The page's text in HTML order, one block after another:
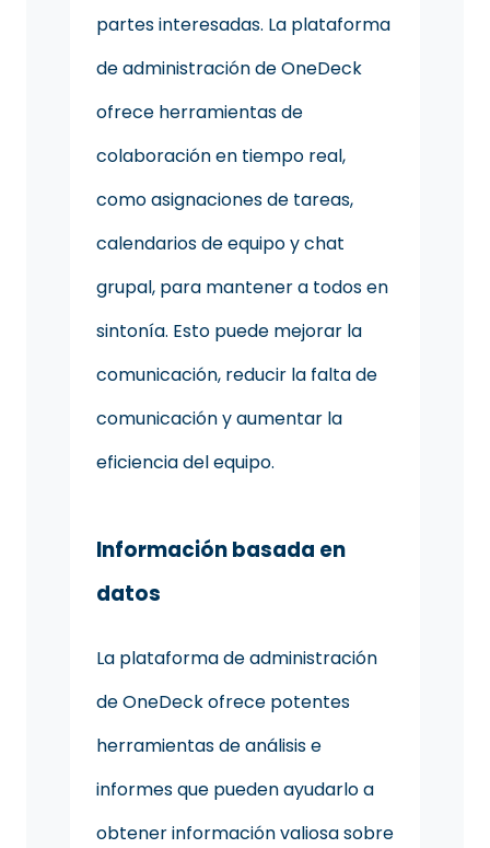
partes interesadas. La plataforma
de administración de OneDeck
ofrece herramientas de
colaboración en tiempo real,
como asignaciones de tareas,
calendarios de equipo y chat
grupal, para mantener a todos en
sintonía. Esto puede mejorar la
comunicación, reducir la falta de
comunicación y aumentar la
eficiencia del equipo.
Información basada en
datos
La plataforma de administración
de OneDeck ofrece potentes
herramientas de análisis e
informes que pueden ayudarlo a
obtener información valiosa sobre